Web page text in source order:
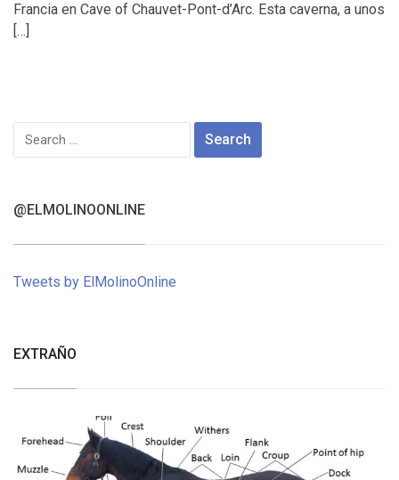
Francia en Cave of Chauvet-Pont-d’Arc. Esta caverna, a unos
[…]
Search
for:
@ELMOLINOONLINE
Tweets by ElMolinoOnline
EXTRAÑO